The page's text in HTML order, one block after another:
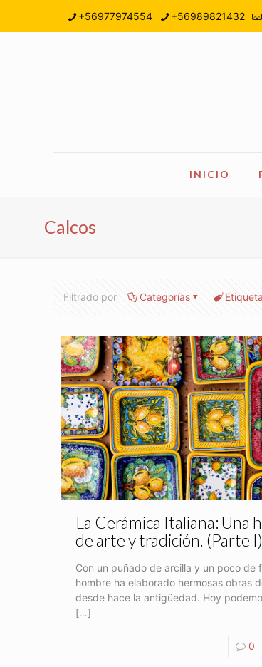
+56977974554 +56989821432
INICIO
Calcos
Filtrado por Categorías
La Cerámica Italiana: Una
de arte y tradición. (Parte I)
Con un puñado de arcilla y un poco de
hombre ha elaborado hermosas obras
desde hace la antigüedad. Hoy
[…]
0